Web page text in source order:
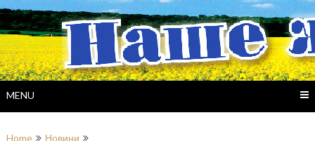
Skip
to
content
MENU
Home
Новини